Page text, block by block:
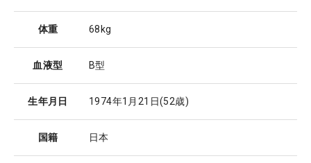
体重 68kg
血液型 B型
生年月日 1974年1月21日(52歳)
国籍 日本